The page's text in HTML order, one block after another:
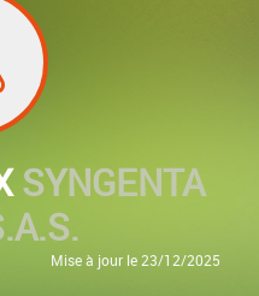
SYNGENTA
Mise à jour le 23/12/2025